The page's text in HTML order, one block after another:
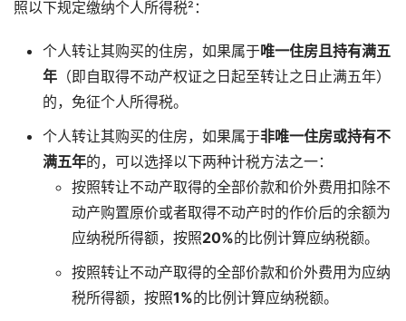
照以下规定缴纳个人所得税²：
个人转让其购买的住房，如果属于唯一住房且持有满五
年 （即自取得不动产权证之日起至转让之日止满五年）
的，免征个人所得税。
个人转让其购买的住房，如果属于非唯一住房或持有不
满五年的，可以选择以下两种计税方法之一：
按照转让不动产取得的全部价款和价外费用扣除不
动产购置原价或者取得不动产时的作价后的余额为
应纳税所得额，按照20%的比例计算应纳税额。
按照转让不动产取得的全部价款和价外费用为应纳
税所得额，按照1%的比例计算应纳税额。